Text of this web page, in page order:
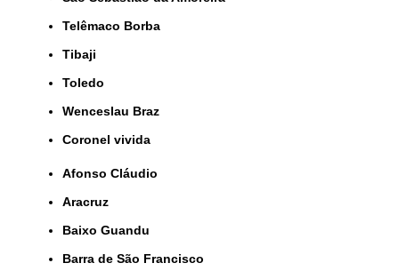
Telêmaco Borba
Tibaji
Toledo
Wenceslau Braz
coronel vivida
Afonso Cláudio
Aracruz
Baixo Guandu
Barra de São Francisco